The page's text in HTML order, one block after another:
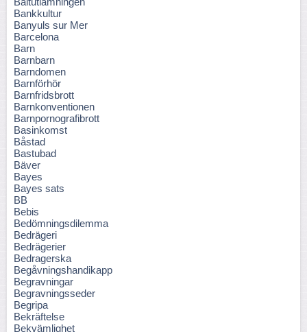
Bankkultur
Banyuls sur Mer
Barcelona
Barn
Barnbarn
Barndomen
Barnförhör
Barnfridsbrott
Barnkonventionen
Barnpornografibrott
Basinkomst
Båstad
Bastubad
Bäver
Bayes
Bayes sats
BB
Bebis
Bedömningsdilemma
Bedrägeri
Bedrägerier
Bedragerska
Begåvningshandikapp
Begravningar
Begravningsseder
Begripa
Bekräftelse
Bekvämlighet